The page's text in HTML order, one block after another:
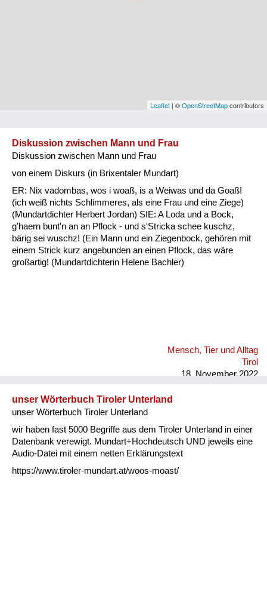
Oberösterreich
Vorarlberg
Kategorie
Natur und Landwirtschaft
Fluchen und Reden
Mensch, Tier und Alltag
Schmankerln und
Leaflet | ©OpenStreetMapcontributors
Diskussion zwischen Mann und Frau
Diskussion zwischen Mann und Frau
von einem Diskurs (in Brixentaler Mundart)
ER: Nix vadombas, wos i woaß, is a Weiwas und da Goaß!
(ich weiß nichts Schlimmeres, als eine Frau und eine Ziege)
(Mundartdichter Herbert Jordan) SIE: A Loda und a Bock,
g'haern bunt'n an an Pflock - und s'Stricka schee kuschz,
bärig sei wuschz! (Ein Mann und ein Ziegenbock, gehören mit
einem Strick kurz angebunden an einen Pflock, das wäre
großartig! (Mundartdichterin Helene Bachler)
Mensch, Tier und Alltag
Tirol
18. November 2022
unser Wörterbuch Tiroler Unterland
unser Wörterbuch Tiroler Unterland
wir haben fast 5000 Begriffe aus dem Tiroler Unterland in einer
Datenbank verewigt. Mundart+Hochdeutsch UND jeweils eine
Audio-Datei mit einem netten Erklärungstext
https://www.tiroler-mundart.at/woos-moast/